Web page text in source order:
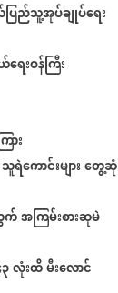
ြည်သူ့အုပ်ချုပ်ရေး
ေးဝန်ကြီး
ား
သူရဲကောင်းများတွေ့ဆုံ
က်အကြမ်းစားဆုမဲ
လုံးထိမီးလောင်